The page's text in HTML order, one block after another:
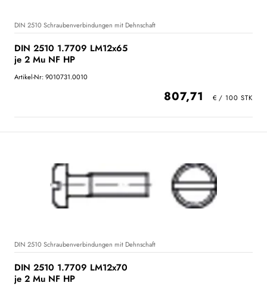
DIN 2510 Schraubenverbindungen mit Dehnschaft
DIN 2510 1.7709 LM12x65
je 2 Mu NF HP
Artikel-Nr: 9010731.0010
807,71
DIN 2510 Schraubenverbindungen mit Dehnschaft
DIN 2510 1.7709 LM12x70
je 2 Mu NF HP